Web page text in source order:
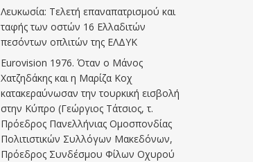
Λευκωσία: Τελετή επαναπατρισμού και
ταφής των οστών 16 Ελλαδιτών
πεσόντων οπλιτών της ΕΛΔΥΚ
Eurovision 1976. Όταν ο Μάνος
Χατζηδάκης και η Μαρίζα Κοχ
κατακεραύνωσαν την τουρκική εισβολή
στην Κύπρο (Γεώργιος Τάτσιος, τ.
Πρόεδρος Πανελλήνιας Ομοσπονδίας
Πολιτιστικών Συλλόγων Μακεδόνων,
Πρόεδρος Συνδέσμου Φίλων Οχυρού